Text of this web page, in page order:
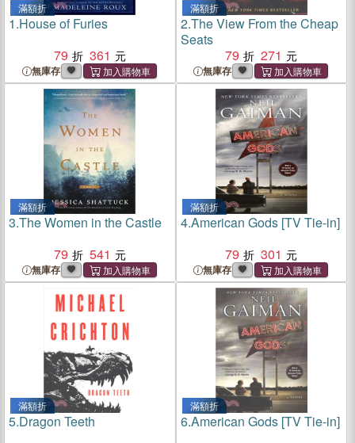
滿額折
1.House of Furies
79
361
無庫存
滿額折
2.The View From the Cheap
Seats
79
271
無庫存
滿額折
3.The Women in the Castle
79
541
無庫存
滿額折
4.American Gods [TV Tie-in]
79
301
無庫存
滿額折
5.Dragon Teeth
滿額折
6.American Gods [TV Tie-in]